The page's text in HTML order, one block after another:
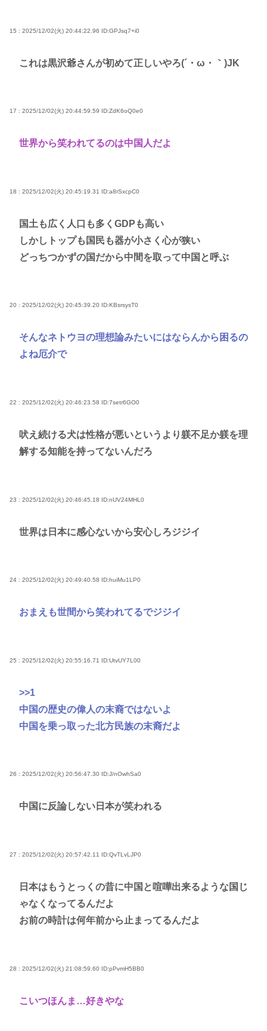
15 : 2025/12/02(火) 20:44:22.96 ID:GPJsq7+i0
これは黒沢爺さんが初めて正しいやろ(´・ω・｀)JK
17 : 2025/12/02(火) 20:44:59.59 ID:ZdK6oQ0e0
世界から笑われてるのは中国人だよ
18 : 2025/12/02(火) 20:45:19.31 ID:a8rSxcpC0
国土も広く人口も多くGDPも高い
しかしトップも国民も器が小さく心が狭い
どっちつかずの国だから中間を取って中国と呼ぶ
20 : 2025/12/02(火) 20:45:39.20 ID:KBsrsysT0
そんなネトウヨの理想論みたいにはならんから困るの
よね厄介で
22 : 2025/12/02(火) 20:46:23.58 ID:7setr6GO0
吠え続ける犬は性格が悪いというより躾不足か躾を理
解する知能を持ってないんだろ
23 : 2025/12/02(火) 20:46:45.18 ID:nUV24MHL0
世界は日本に感心ないから安心しろジジイ
24 : 2025/12/02(火) 20:49:40.58 ID:huiMu1LP0
おまえも世間から笑われてるでジジイ
25 : 2025/12/02(火) 20:55:16.71 ID:UtvUY7L00
>>1
中国の歴史の偉人の末裔ではないよ
中国を乗っ取った北方民族の末裔だよ
26 : 2025/12/02(火) 20:56:47.30 ID:J/nOwhSa0
中国に反論しない日本が笑われる
27 : 2025/12/02(火) 20:57:42.11 ID:QvTLvLJP0
日本はもうとっくの昔に中国と喧嘩出来るような国じ
ゃなくなってるんだよ
お前の時計は何年前から止まってるんだよ
28 : 2025/12/02(火) 21:08:59.60 ID:pPvmH5BB0
こいつほんま…好きやな